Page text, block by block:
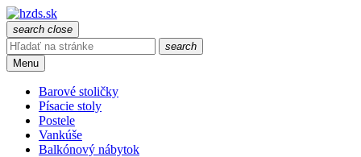
search close
search
Menu
Barové stoličky
Písacie stoly
Postele
Vankúše
Balkónový nábytok